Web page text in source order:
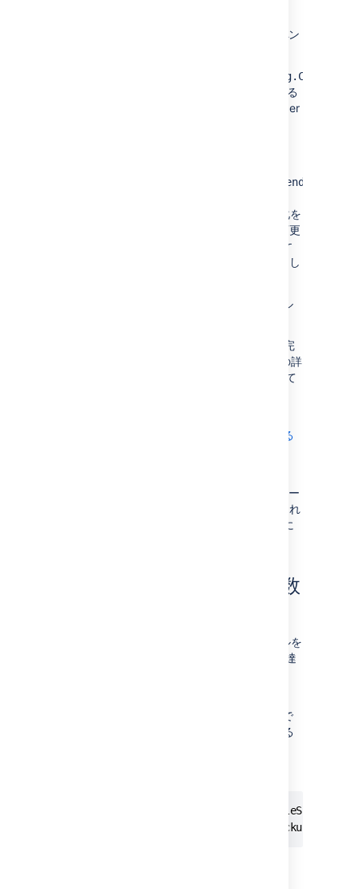
標準的なプロパティ ファイルには、2つのアペン
– これは、既定のログの出力先を制御する
カスタム appender です。この appender
org.apache.log4j.RollingFileAppender
行のコメント化を
解除し、その下の行で出力ファイルを変更
ConfluenceHomeLogAppender
を参照する、手前の行をコメントアウトし
Synchrony ログファイルの出力先は、ファイル
Confluence には log4j の提供するアペンダの完
全なスイートが同梱されています。アペンダの詳
を参照して
別のログ ファイルに特定のエントリを送信する
ログ ファイルの場所を変更する場合、サポー
トの zZip を生成する際にログ ファイルは含まれ
なくなります。つまり、サポート リクエストに
ログ ファイルのサイズと数
既定では、Confluence は 5 つのログ ファイルを
保持します。これらのファイルは 20 MB に到達
ファイルで
次の値を編集し、既定のログ サイズと保持する
log4j.appender.confluencelog.MaxBackupIndex=5